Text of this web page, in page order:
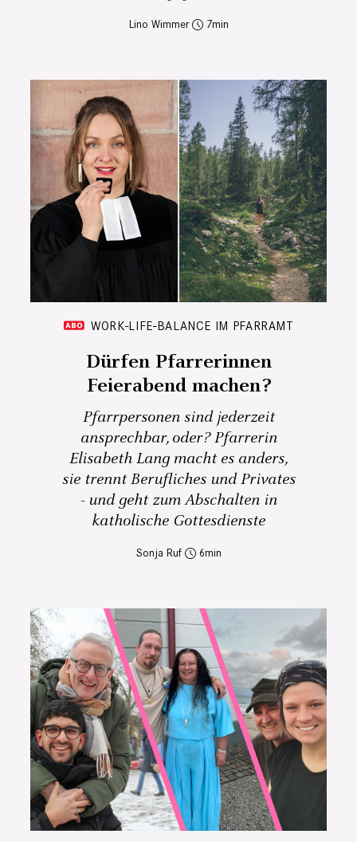
Lino Wimmer 7
WORK-LIFE-BALANCE IM PFARRAMT
Dürfen Pfarrerinnen
Feierabend machen?
Pfarrpersonen sind jederzeit
ansprechbar, oder? Pfarrerin
Elisabeth Lang macht es anders,
sie trennt Berufliches und Privates
- und geht zum Abschalten in
katholische Gottesdienste
Sonja Ruf 6